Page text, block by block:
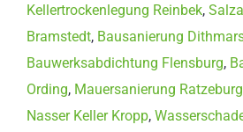
Kellertrockenlegung Reinbek,
Bramstedt, Bausanierung
Bauwerksabdichtung Flensburg,
Ording, Mauersanierung Ratzeburg
Nasser Keller Kropp,